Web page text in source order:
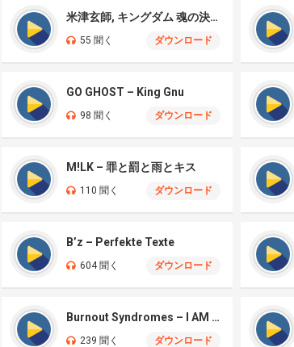
米津玄師, キングダム 魂の決戦 – 公開記念PV
55 聞く ダウンロード
GO GHOST – King Gnu
98 聞く ダウンロード
M!LK – 罪と罰と雨とキス
110 聞く ダウンロード
B’z – Perfekte Texte
604 聞く ダウンロード
Burnout Syndromes – I AM A HERO
239 聞く ダウンロード